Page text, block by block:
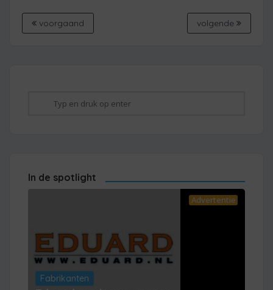
voorgaand volgende
In de spotlight
Advertentie
Fabrikanten